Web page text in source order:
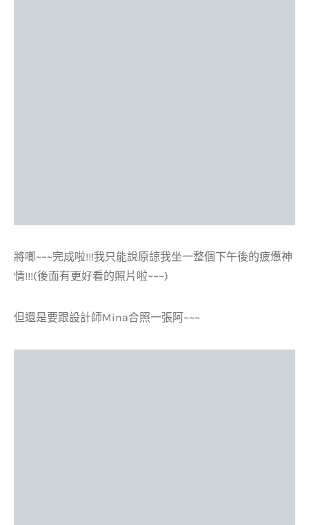
將啷~~~完成啦!!!我只能說原諒我坐一整個下午後的疲憊神
情!!!(後面有更好看的照片啦~~~)
但還是要跟設計師Mina合照一張阿~~~